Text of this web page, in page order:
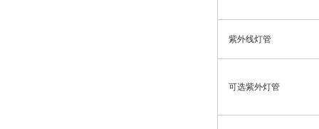
紫外线灯管
可选紫外灯管